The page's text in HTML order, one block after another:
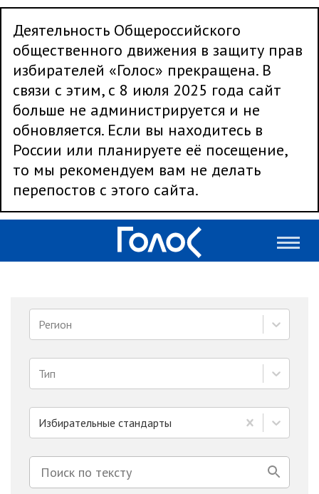
Деятельность Общероссийского
общественного движения в защиту прав
избирателей «Голос» прекращена. В
связи с этим, с 8 июля 2025 года сайт
больше не администрируется и не
обновляется. Если вы находитесь в
России или планируете её посещение,
то мы рекомендуем вам не делать
перепостов с этого сайта.
Регион
Тип
Избирательные стандарты